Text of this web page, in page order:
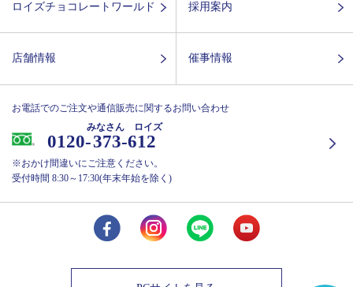
ロイズチョコレートワールド 採用案内
店舗情報 催事情報
お電話でのご注文や通信販売に関するお問い合わせ
0120-373-612
みなさん ロイズ
※おかけ間違いにご注意ください。
受付時間 8:30～17:30(年末年始を除く)